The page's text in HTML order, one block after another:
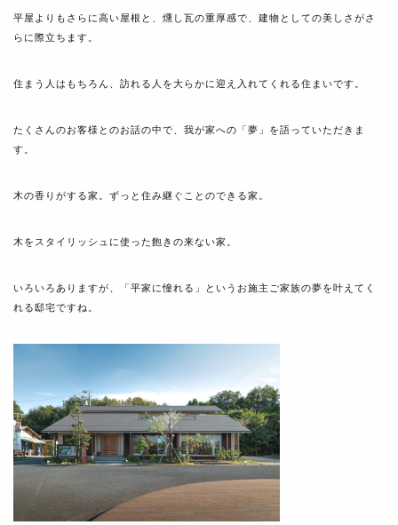
平屋よりもさらに高い屋根と、燻し瓦の重厚感で、建物としての美しさがさ
らに際立ちます。
住まう人はもちろん、訪れる人を大らかに迎え入れてくれる住まいです。
たくさんのお客様とのお話の中で、我が家への「夢」を語っていただきま
す。
木の香りがする家。ずっと住み継ぐことのできる家。
木をスタイリッシュに使った飽きの来ない家。
いろいろありますが、「平家に憧れる」というお施主ご家族の夢を叶えてく
れる邸宅ですね。